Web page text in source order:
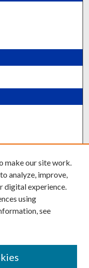
make our site work.
analyze, improve,
digital experience.
using
see